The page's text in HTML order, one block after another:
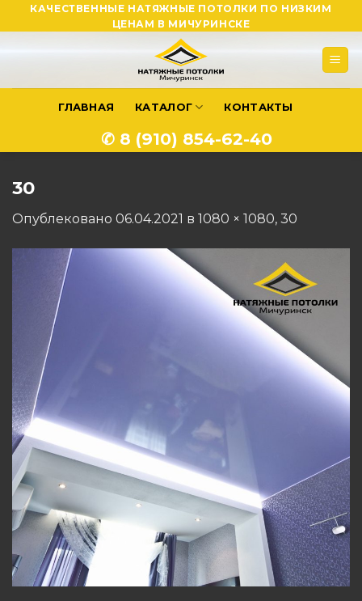
to
КАЧЕСТВЕННЫЕ НАТЯЖНЫЕ ПОТОЛКИ ПО НИЗКИМ
ЦЕНАМ В МИЧУРИНСКЕ
ГЛАВНАЯ КАТАЛОГ КОНТАКТЫ
✆ 8 (910) 854-62-40
30
Опублековано 06.04.2021 в 1080 × 1080, 30